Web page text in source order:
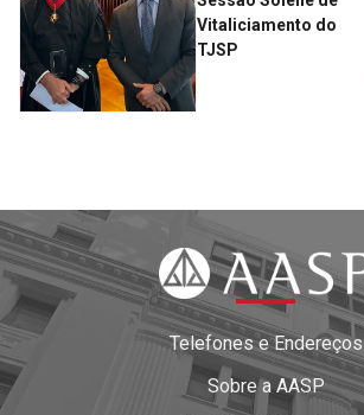
Vitaliciamento do
TJSP
Telefones e Endereços
Sobre a AASP